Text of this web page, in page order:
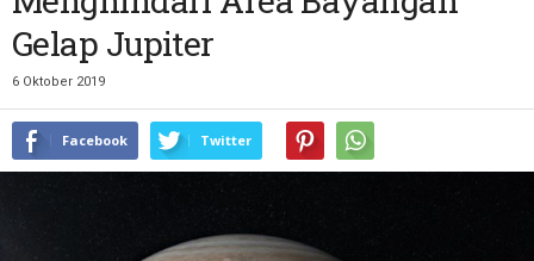
Gelap Jupiter
6 Oktober 2019
Facebook Twitter